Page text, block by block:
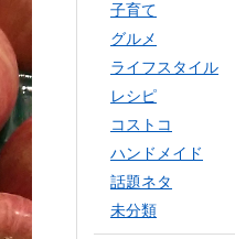
子育て
グルメ
ライフスタイル
レシピ
コストコ
ハンドメイド
話題ネタ
未分類